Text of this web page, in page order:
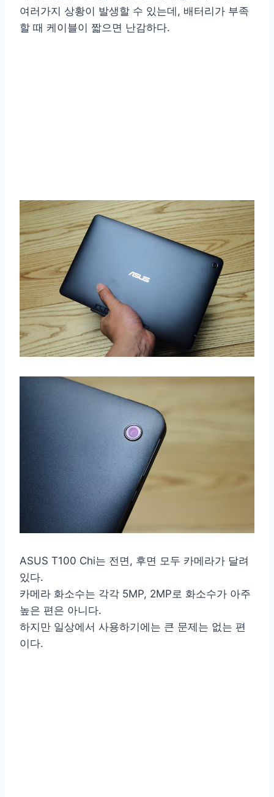
여러가지 상황이 발생할 수 있는데, 배터리가 부족
할 때 케이블이 짧으면 난감하다.
ASUS T100 Chi는 전면, 후면 모두 카메라가 달려
있다.
카메라 화소수는 각각 5MP, 2MP로 화소수가 아주
높은 편은 아니다.
하지만 일상에서 사용하기에는 큰 문제는 없는 편
이다.